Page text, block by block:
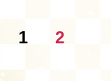
1 2